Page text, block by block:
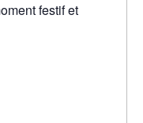
festif et